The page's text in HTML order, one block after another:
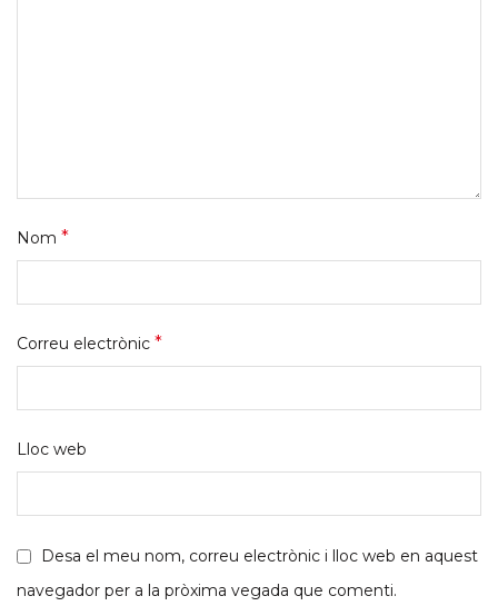
Nom *
Correu electrònic *
Lloc web
Desa el meu nom, correu electrònic i lloc web en aquest
navegador per a la pròxima vegada que comenti.